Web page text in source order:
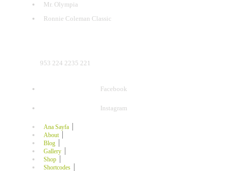
Mr. Olympia
Ronnie Coleman Classic
953 224 2235 221
Facebook
Instagram
Ana Sayfa
About
Blog
Gallery
Shop
Shortcodes